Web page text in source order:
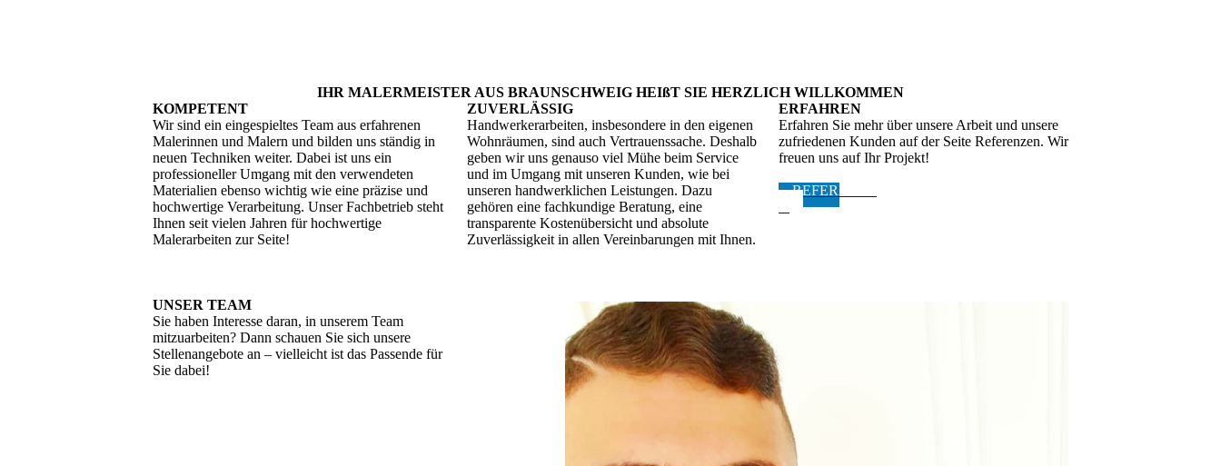
IHR MALERMEISTER AUS BRAUNSCHWEIG HEIßT SIE HERZLICH WILLKOMMEN
KOMPETENT
Wir sind ein eingespieltes Team aus erfahrenen
Malerinnen und Malern und bilden uns ständig in
neuen Techniken weiter. Dabei ist uns ein
professioneller Umgang mit den verwendeten
Materialien ebenso wichtig wie eine präzise und
hochwertige Verarbeitung. Unser Fachbetrieb steht
Ihnen seit vielen Jahren für hochwertige
Malerarbeiten zur Seite!
ZUVERLÄSSIG
Handwerkerarbeiten, insbesondere in den eigenen
Wohnräumen, sind auch Vertrauenssache. Deshalb
geben wir uns genauso viel Mühe beim Service
und im Umgang mit unseren Kunden, wie bei
unseren handwerklichen Leistungen. Dazu
gehören eine fachkundige Beratung, eine
transparente Kostenübersicht und absolute
Zuverlässigkeit in allen Vereinbarungen mit Ihnen.
ERFAHREN
Erfahren Sie mehr über unsere Arbeit und unsere
zufriedenen Kunden auf der Seite Referenzen. Wir
freuen uns auf Ihr Projekt!
REFERENZE
UNSER TEAM
Sie haben Interesse daran, in unserem Team
mitzuarbeiten? Dann schauen Sie sich unsere
Stellenangebote an – vielleicht ist das Passende für
Sie dabei!